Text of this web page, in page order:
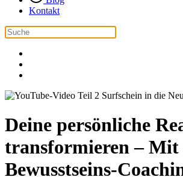
Kontakt
Deine persönliche
transformieren – Mit
Bewusstseins-